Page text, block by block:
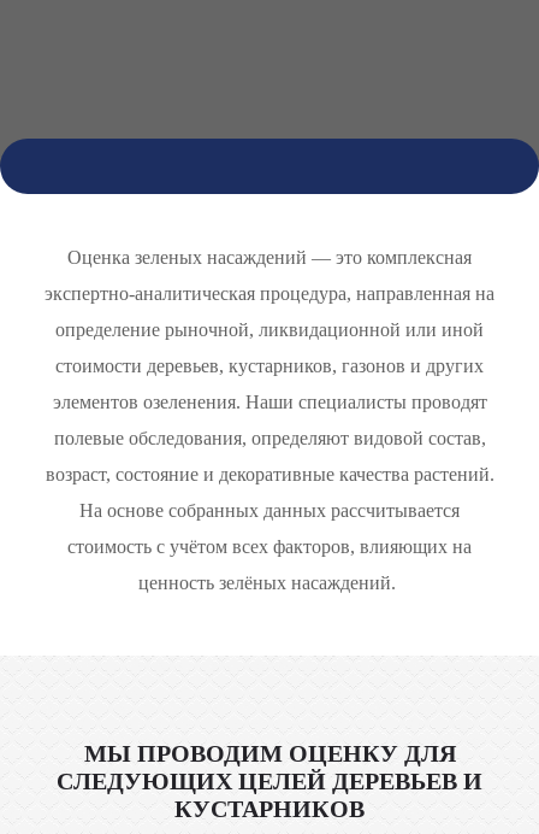
Оценка зеленых насаждений — это комплексная
экспертно-аналитическая процедура, направленная на
определение рыночной, ликвидационной или иной
стоимости деревьев, кустарников, газонов и других
элементов озеленения. Наши специалисты проводят
полевые обследования, определяют видовой состав,
возраст, состояние и декоративные качества растений.
На основе собранных данных рассчитывается
стоимость с учётом всех факторов, влияющих на
ценность зелёных насаждений.
МЫ ПРОВОДИМ ОЦЕНКУ ДЛЯ
СЛЕДУЮЩИХ ЦЕЛЕЙ ДЕРЕВЬЕВ И
КУСТАРНИКОВ